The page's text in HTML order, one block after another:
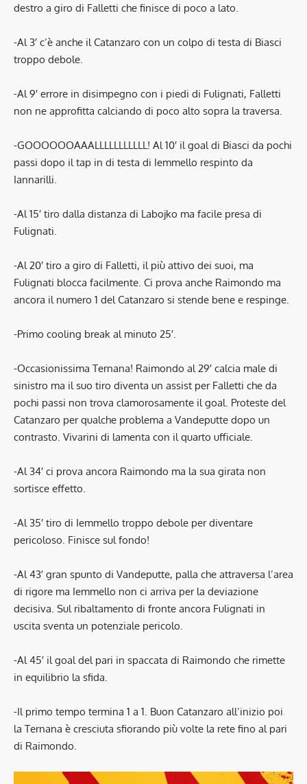
destro a giro di Falletti che finisce di poco a lato.
-Al 3′ c’è anche il Catanzaro con un colpo di testa di Biasci
troppo debole.
-Al 9′ errore in disimpegno con i piedi di Fulignati, Falletti
non ne approfitta calciando di poco alto sopra la traversa.
-GOOOOOOAAALLLLLLLLLLL! Al 10′ il goal di Biasci da pochi
passi dopo il tap in di testa di Iemmello respinto da
Iannarilli.
-Al 15′ tiro dalla distanza di Labojko ma facile presa di
Fulignati.
-Al 20′ tiro a giro di Falletti, il più attivo dei suoi, ma
Fulignati blocca facilmente. Ci prova anche Raimondo ma
ancora il numero 1 del Catanzaro si stende bene e respinge.
-Primo cooling break al minuto 25′.
-Occasionissima Ternana! Raimondo al 29′ calcia male di
sinistro ma il suo tiro diventa un assist per Falletti che da
pochi passi non trova clamorosamente il goal. Proteste del
Catanzaro per qualche problema a Vandeputte dopo un
contrasto. Vivarini di lamenta con il quarto ufficiale.
-Al 34′ ci prova ancora Raimondo ma la sua girata non
sortisce effetto.
-Al 35′ tiro di Iemmello troppo debole per diventare
pericoloso. Finisce sul fondo!
-Al 43′ gran spunto di Vandeputte, palla che attraversa l’area
di rigore ma Iemmello non ci arriva per la deviazione
decisiva. Sul ribaltamento di fronte ancora Fulignati in
uscita sventa un potenziale pericolo.
-Al 45′ il goal del pari in spaccata di Raimondo che rimette
in equilibrio la sfida.
-Il primo tempo termina 1 a 1. Buon Catanzaro all’inizio poi
la Ternana è cresciuta sfiorando più volte la rete fino al pari
di Raimondo.